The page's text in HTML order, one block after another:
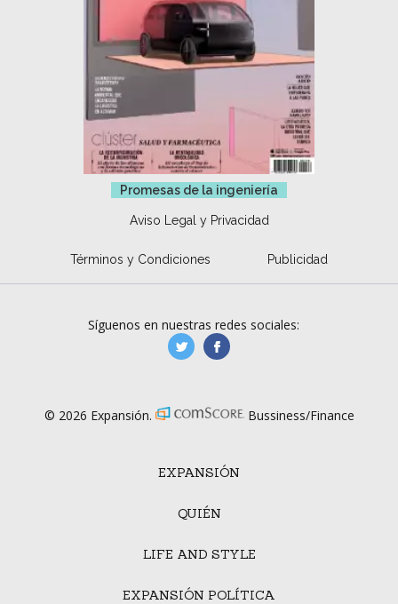
Promesas de la ingeniería
Aviso Legal y Privacidad
Términos y Condiciones Publicidad
EXPANSIÓN
QUIÉN
LIFE AND STYLE
EXPANSIÓN POLÍTICA
Síguenos en nuestras redes sociales:
manufacturaGE
© 2026 Expansión. Bussiness/Finance